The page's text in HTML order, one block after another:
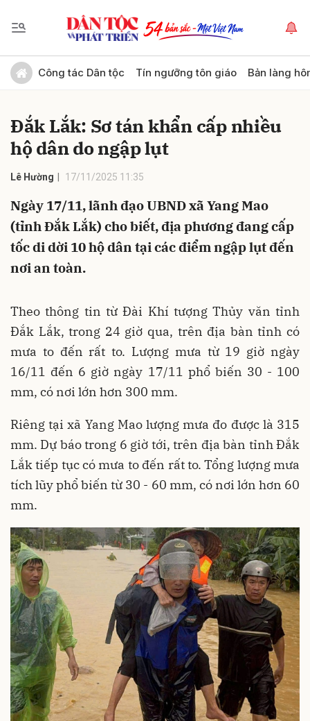
Công tác Dân tộc Tín ngưỡng tôn giáo Bản làng
Đắk Lắk: Sơ tán khẩn cấp nhiều
hộ dân do ngập lụt
Lê Hường 17/11/2025 11:35
Ngày 17/11, lãnh đạo UBND xã Yang Mao
(tỉnh Đắk Lắk) cho biết, địa phương đang cấp
tốc di dời 10 hộ dân tại các điểm ngập lụt đến
nơi an toàn.
Theo thông tin từ Đài Khí tượng Thủy văn tỉnh
Đắk Lắk, trong 24 giờ qua, trên địa bàn tỉnh có
mưa to đến rất to. Lượng mưa từ 19 giờ ngày
16/11 đến 6 giờ ngày 17/11 phổ biến 30 - 100
mm, có nơi lớn hơn 300 mm.
Riêng tại xã Yang Mao lượng mưa đo được là 315
mm. Dự báo trong 6 giờ tới, trên địa bàn tỉnh Đắk
Lắk tiếp tục có mưa to đến rất to. Tổng lượng mưa
tích lũy phổ biến từ 30 - 60 mm, có nơi lớn hơn 60
mm.
Gửi bình luận
Hủy Gửi